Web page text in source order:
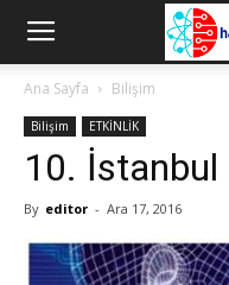
Ana Sayfa Bilişim
Bilişim ETKİNLİK
10.
By editor - Ara 17, 2016